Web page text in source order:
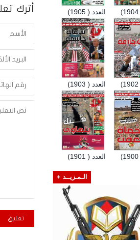
أترك العدد ( 1905)
العدد ( 1903)
العدد ( 1901)
الـمـزيــد +